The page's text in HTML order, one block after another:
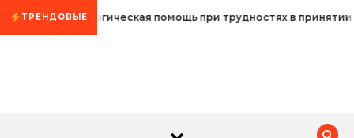
Промотать к содержимому
ТРЕНДОВЫЕ
Психологическая помощь при трудностях в принятии